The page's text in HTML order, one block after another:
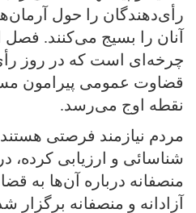
رأی‌دهندگان را حول
آنان را بسیج می‌کنند. فصل
چرخه‌ای است که در روز
قضاوت عمومی پیرامون
نقطه اوج می‌رسد.
مردم نیازمند فرصتی
شناسائی و ارزیابی کرده،
منصفانه درباره آن‌ها به
آزادانه و منصفانه برگزار